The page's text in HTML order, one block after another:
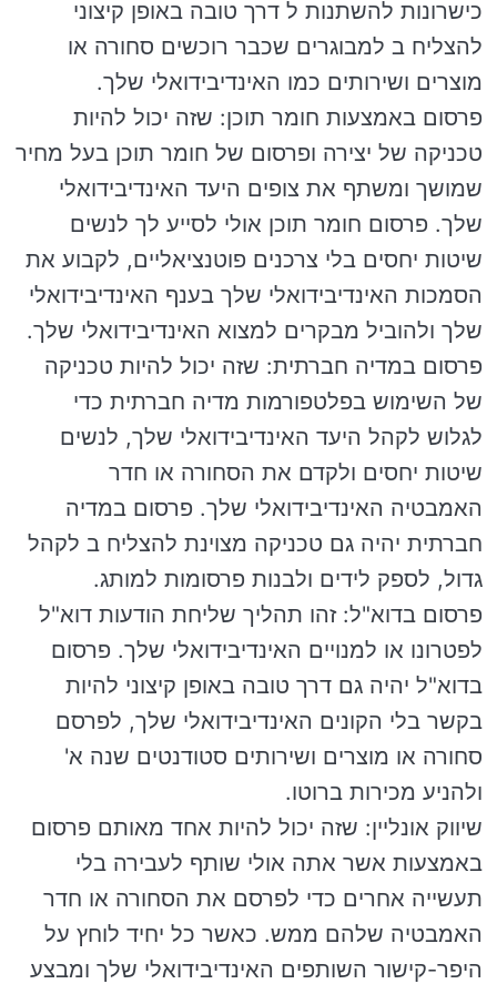
כישרונות להשתנות ל דרך טובה באופן קיצוני
להצליח ב למבוגרים שכבר רוכשים סחורה או
מוצרים ושירותים כמו האינדיבידואלי שלך.
פרסום באמצעות חומר תוכן: שזה יכול להיות
טכניקה של יצירה ופרסום של חומר תוכן בעל מחיר
שמושך ומשתף את צופים היעד האינדיבידואלי
שלך. פרסום חומר תוכן אולי לסייע לך לנשים
שיטות יחסים בלי צרכנים פוטנציאליים, לקבוע את
הסמכות האינדיבידואלי שלך בענף האינדיבידואלי
שלך ולהוביל מבקרים למצוא האינדיבידואלי שלך.
פרסום במדיה חברתית: שזה יכול להיות טכניקה
של השימוש בפלטפורמות מדיה חברתית כדי
לגלוש לקהל היעד האינדיבידואלי שלך, לנשים
שיטות יחסים ולקדם את הסחורה או חדר
האמבטיה האינדיבידואלי שלך. פרסום במדיה
חברתית יהיה גם טכניקה מצוינת להצליח ב לקהל
גדול, לספק לידים ולבנות פרסומות למותג.
פרסום בדוא"ל: זהו תהליך שליחת הודעות דוא"ל
לפטרונו או למנויים האינדיבידואלי שלך. פרסום
בדוא"ל יהיה גם דרך טובה באופן קיצוני להיות
בקשר בלי הקונים האינדיבידואלי שלך, לפרסם
סחורה או מוצרים ושירותים סטודנטים שנה א'
ולהניע מכירות ברוטו.
שיווק אונליין: שזה יכול להיות אחד מאותם פרסום
באמצעות אשר אתה אולי שותף לעבירה בלי
תעשייה אחרים כדי לפרסם את הסחורה או חדר
האמבטיה שלהם ממש. כאשר כל יחיד לוחץ על
היפר-קישור השותפים האינדיבידואלי שלך ומבצע